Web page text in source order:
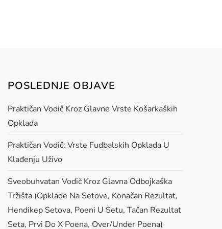
POSLEDNJE OBJAVE
Praktičan Vodič Kroz Glavne Vrste Košarkaških
Opklada
Praktičan Vodič: Vrste Fudbalskih Opklada U
Klađenju Uživo
Sveobuhvatan Vodič Kroz Glavna Odbojkaška
Tržišta (opklade Na Setove, Konačan Rezultat,
Hendikep Setova, Poeni U Setu, Tačan Rezultat
Seta, Prvi Do X Poena, Over/under Poena)